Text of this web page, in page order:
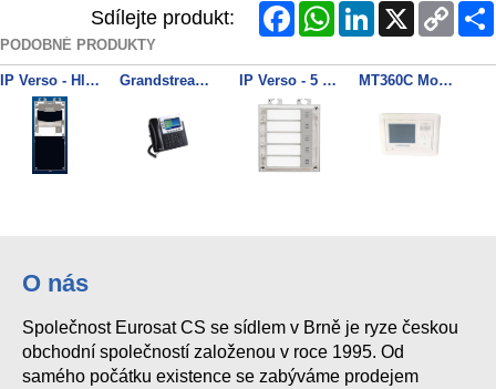
Sdílejte produkt: FacebookWhatsAppLinkedIn
Copy
Link
PODOBNÉ PRODUKTY
IP Verso - Hlavní jednotka bez kamery Grandstream GXP2140 SIP telefon IP Verso - 5 tlačítek MT360C Monitor 3,5"LCD, zapust
O nás
Společnost Eurosat CS se sídlem v Brně je ryze českou
obchodní společností založenou v roce 1995. Od
samého počátku existence se zabýváme prodejem